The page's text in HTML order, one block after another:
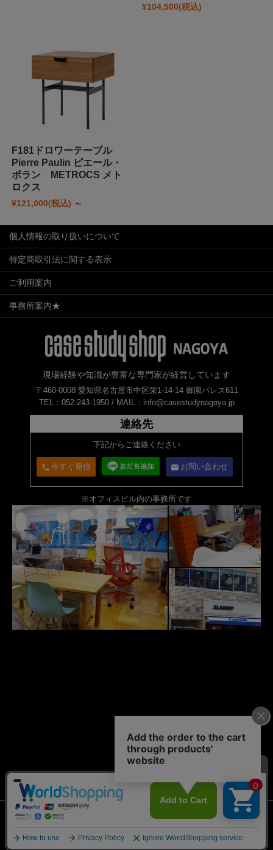
¥104,500(税込)
F181ドロワーテーブル
Pierre Paulin ピエール・
ポラン METROCS メト
ロクス
¥121,000(税込) ～
個人情報の取り扱いについて
特定商取引法に関する表示
ご利用案内
事務所案内★
現場経験や知識が豊富な専門家が経営しています
〒460-0008 愛知県名古屋市中区栄1-14-14 御園パレス611
TEL：052-243-1950 / MAIL：info@casestudynagoya.jp
連絡先
下記からご連絡ください
call 今すぐ発信 email お問い合わせ
※オフィスビル内の事務所です
© 2011-2026 case study shop NAGOYA